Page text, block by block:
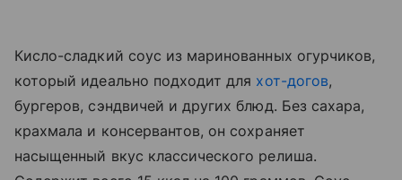
Кисло-сладкий соус из маринованных огурчиков,
который идеально подходит для хот-догов,
бургеров, сэндвичей и других блюд. Без сахара,
крахмала и консервантов, он сохраняет
насыщенный вкус классического релиша.